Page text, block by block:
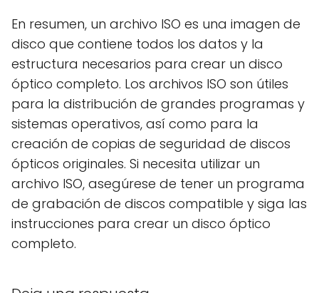
En resumen, un archivo ISO es una imagen de
disco que contiene todos los datos y la
estructura necesarios para crear un disco
óptico completo. Los archivos ISO son útiles
para la distribución de grandes programas y
sistemas operativos, así como para la
creación de copias de seguridad de discos
ópticos originales. Si necesita utilizar un
archivo ISO, asegúrese de tener un programa
de grabación de discos compatible y siga las
instrucciones para crear un disco óptico
completo.